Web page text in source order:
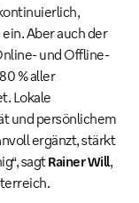
Aber auch der
und Offline-
% aller
Lokale
und persönlichem
ergänzt, stärkt
sagtRainer Will,